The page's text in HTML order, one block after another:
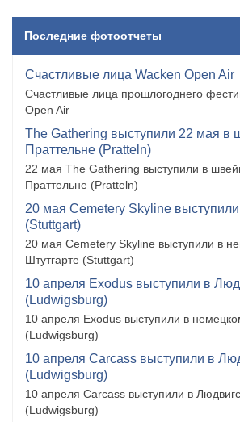
Последние фотоотчеты
Счастливые лица Wacken Open Air
Счастливые лица прошлогоднего
Open Air
The Gathering выступили 22 мая в
Праттельне (Pratteln)
22 мая The Gathering выступили в
Праттельне (Pratteln)
20 мая Cemetery Skyline
(Stuttgart)
20 мая Cemetery Skyline выступили в
Штутгарте (Stuttgart)
10 апреля Exodus выступили в
(Ludwigsburg)
10 апреля Exodus выступили в
(Ludwigsburg)
10 апреля Carcass выступили в
(Ludwigsburg)
10 апреля Carcass выступили в
(Ludwigsburg)